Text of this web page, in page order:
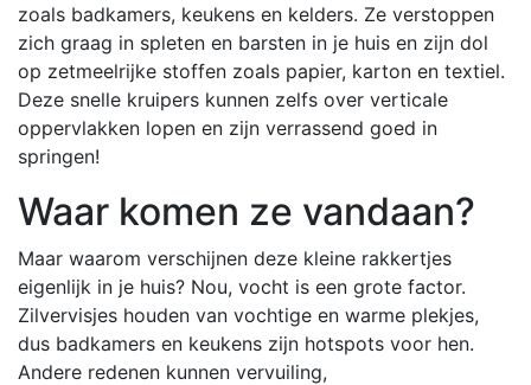
zoals badkamers, keukens en kelders. Ze verstoppen
zich graag in spleten en barsten in je huis en zijn dol
op zetmeelrijke stoffen zoals papier, karton en textiel.
Deze snelle kruipers kunnen zelfs over verticale
oppervlakken lopen en zijn verrassend goed in
springen!
Waar komen ze vandaan?
Maar waarom verschijnen deze kleine rakkertjes
eigenlijk in je huis? Nou, vocht is een grote factor.
Zilvervisjes houden van vochtige en warme plekjes,
dus badkamers en keukens zijn hotspots voor hen.
Andere redenen kunnen vervuiling,